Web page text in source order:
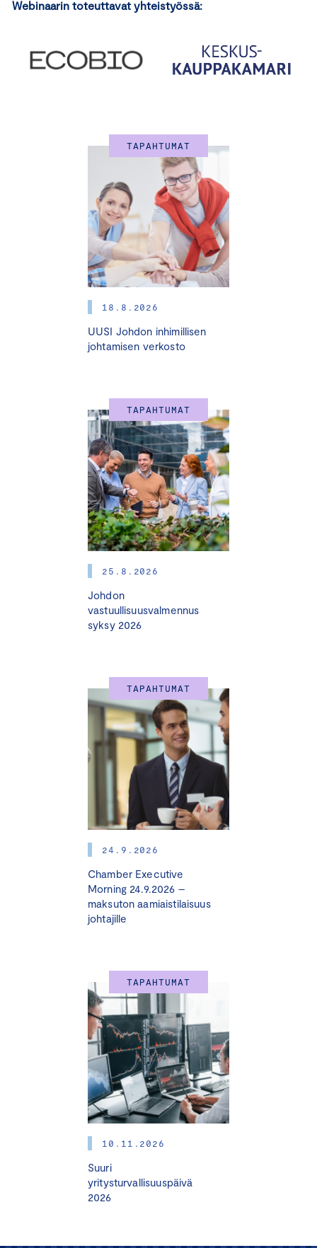
Webinaarin toteuttavat yhteistyössä:
TAPAHTUMAT
18.8.2026
UUSI Johdon inhimillisen
johtamisen verkosto
TAPAHTUMAT
25.8.2026
Johdon
vastuullisuusvalmennus
syksy 2026
TAPAHTUMAT
24.9.2026
Chamber Executive
Morning 24.9.2026 –
maksuton aamiaistilaisuus
johtajille
TAPAHTUMAT
10.11.2026
Suuri
yritysturvallisuuspäivä
2026